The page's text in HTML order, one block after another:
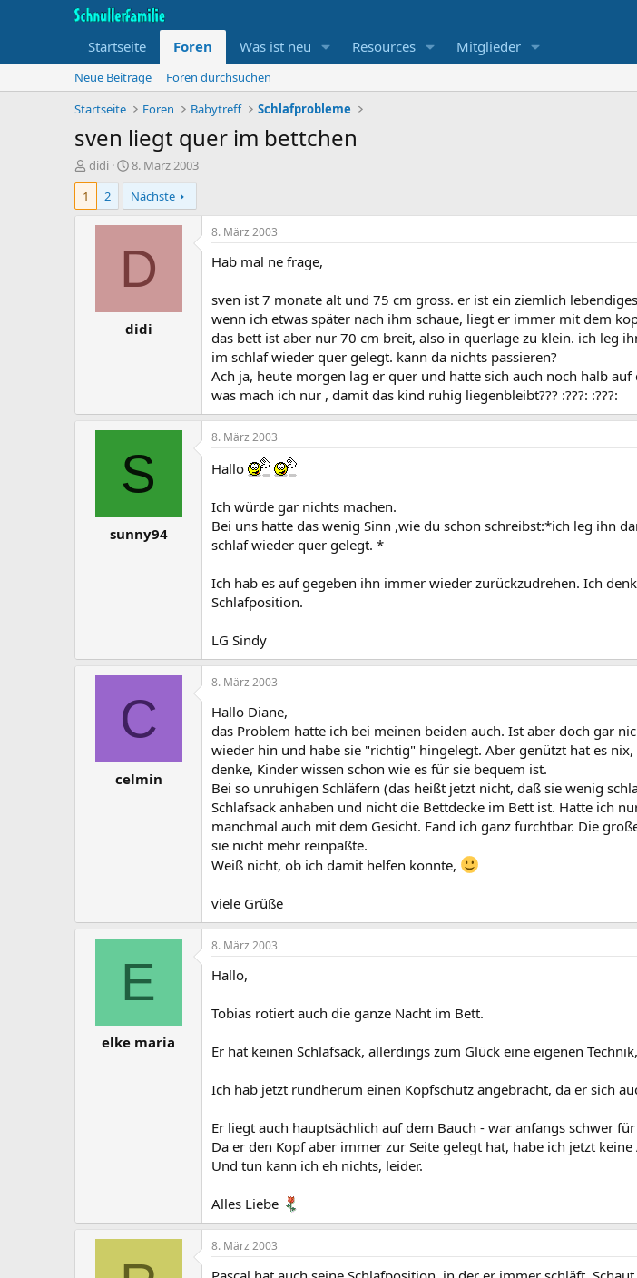
Startseite Foren Was ist neu Resources Mitglieder
Neue Beiträge
Foren durchsuchen
Startseite
Foren Babytreff Schlafprobleme
sven liegt quer im bettchen
T
h
m
didi
B
e
g
i
n
a
u
m
8. März 2003
1
2 Nächste
D
didi
8. März 2003
Hab mal ne frage,
sven ist 7 monate alt und 75 cm gross. er ist ein ziemlich
wenn ich etwas später nach ihm schaue, liegt er immer mit dem
das bett ist aber nur 70 cm breit, also in querlage zu klein. ich leg
im schlaf wieder quer gelegt. kann da nichts passieren?
Ach ja, heute morgen lag er quer und hatte sich auch noch halb auf
was mach ich nur , damit das kind ruhig liegenbleibt??? :???: :???:
S
sunny94
8. März 2003
Hallo
Ich würde gar nichts machen.
Bei uns hatte das wenig Sinn ,wie du schon schreibst:*ich leg ihn
schlaf wieder quer gelegt. *
Ich hab es auf gegeben ihn immer wieder zurückzudrehen. Ich
Schlafposition.
LG Sindy
C
celmin
8. März 2003
Hallo Diane,
das Problem hatte ich bei meinen beiden auch. Ist aber doch gar
wieder hin und habe sie "richtig" hingelegt. Aber genützt hat es
denke, Kinder wissen schon wie es für sie bequem ist.
Bei so unruhigen Schläfern (das heißt jetzt nicht, daß sie wenig
Schlafsack anhaben und nicht die Bettdecke im Bett ist. Hatte ich
manchmal auch mit dem Gesicht. Fand ich ganz furchtbar. Die
sie nicht mehr reinpaßte.
Weiß nicht, ob ich damit helfen konnte,
viele Grüße
E
elke maria
8. März 2003
Hallo,
Tobias rotiert auch die ganze Nacht im Bett.
Er hat keinen Schlafsack, allerdings zum Glück eine eigenen
Ich hab jetzt rundherum einen Kopfschutz angebracht, da er sich
Er liegt auch hauptsächlich auf dem Bauch - war anfangs schwer
Da er den Kopf aber immer zur Seite gelegt hat, habe ich jetzt keine
Und tun kann ich eh nichts, leider.
Alles Liebe
8. März 2003